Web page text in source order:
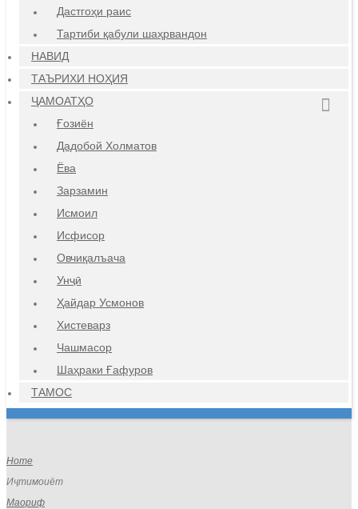
Дастгоҳи раис
Тартиби қабули шаҳрвандон
НАВИД
ТАЪРИХИ НОҲИЯ
ҶАМОАТҲО
Ғозиён
Дадобой Холматов
Ёва
Зарзамин
Исмоил
Исфисор
Овчиқалъача
Унҷӣ
Ҳайдар Усмонов
Хистеварз
Чашмасор
Шаҳраки Ғафуров
ТАМОС
Home
Иҷтимоиёт
Маориф